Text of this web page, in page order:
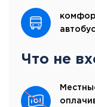
Что не